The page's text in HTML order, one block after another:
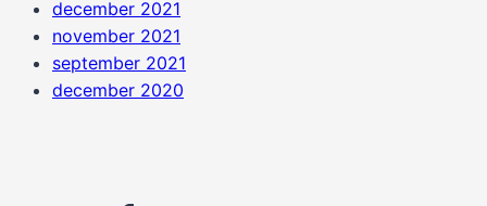
december 2021
november 2021
september 2021
december 2020